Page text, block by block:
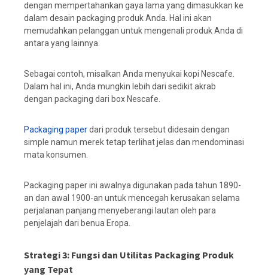
dengan mempertahankan gaya lama yang dimasukkan ke
dalam desain packaging produk Anda. Hal ini akan
memudahkan pelanggan untuk mengenali produk Anda di
antara yang lainnya.
Sebagai contoh, misalkan Anda menyukai kopi Nescafe.
Dalam hal ini, Anda mungkin lebih dari sedikit akrab
dengan packaging dari box Nescafe.
Packaging paperdari produk tersebut didesain dengan
simple namun merek tetap terlihat jelas dan mendominasi
mata konsumen.
Packaging paper ini awalnya digunakan pada tahun 1890-
an dan awal 1900-an untuk mencegah kerusakan selama
perjalanan panjang menyeberangi lautan oleh para
penjelajah dari benua Eropa.
Strategi 3: Fungsi dan Utilitas Packaging Produk
yang Tepat